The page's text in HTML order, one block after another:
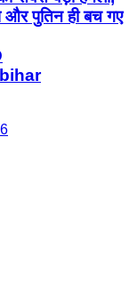
और पुतिन ही बच गए